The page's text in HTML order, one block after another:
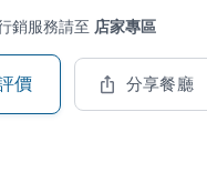
銷服務請至 店家專區
價 分享餐廳